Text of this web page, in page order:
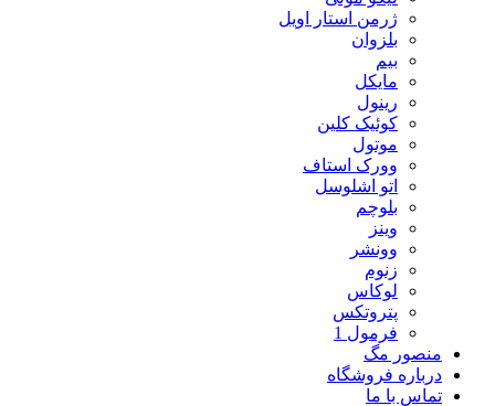
ژرمن استار اویل
بلزوان
بیم
مایکل
رینول
کوئیک کلین
موتول
وورک استاف
اتو اشلوسل
بلوچم
وینز
وونشر
زنوم
لوکاس
پتروتکس
فرمول 1
منصور مگ
درباره فروشگاه
تماس با ما